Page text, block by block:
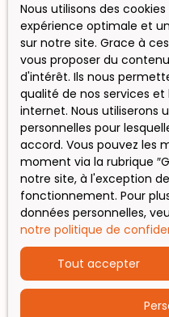
INFORMATIONS
Nos honoraires
Mentions légales
Politique de
Plan du site
Gérer les cookies
Propulsé par
Nous utilisons des
expérience optimale et
sur notre site. Grace à
vous proposer du
d'intérêt. Ils nous
qualité de nos services
internet. Nous utiliserons
personnelles pour
accord. Vous pouvez les
moment via la rubrique
notre site, à l'exception
fonctionnement. Pour
données personnelles,
notre politique de
Tout accepter